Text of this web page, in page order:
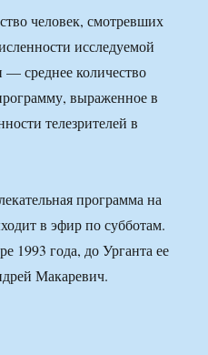
человек, смотревших
исследуемой
— среднее количество
выраженное в
телезрителей в
программа на
в эфир по субботам.
1993 года, до Урганта ее
Макаревич.